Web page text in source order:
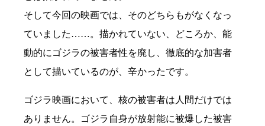
そして今回の映画では、そのどちらもがなくなっ
ていました……。描かれていない、どころか、能
動的にゴジラの被害者性を廃し、徹底的な加害者
として描いているのが、辛かったです。
ゴジラ映画において、核の被害者は人間だけでは
ありません。ゴジラ自身が放射能に被爆した被害